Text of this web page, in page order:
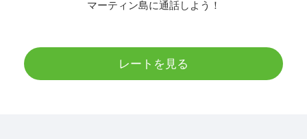
マーティン島に通話しよう！
レートを見る